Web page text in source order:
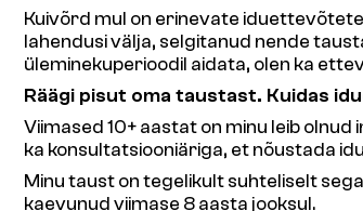
Kuivõrd mul on erinevate
lahendusi välja, selgitanud nende
üleminekuperioodil aidata, olen ka
Räägi pisut oma taustast. Kuidas
Viimased 10+ aastat on minu leib
ka konsultatsiooniäriga, et nõustada
Minu taust on tegelikult suhteliselt
kaevunud viimase 8 aasta jooksul.